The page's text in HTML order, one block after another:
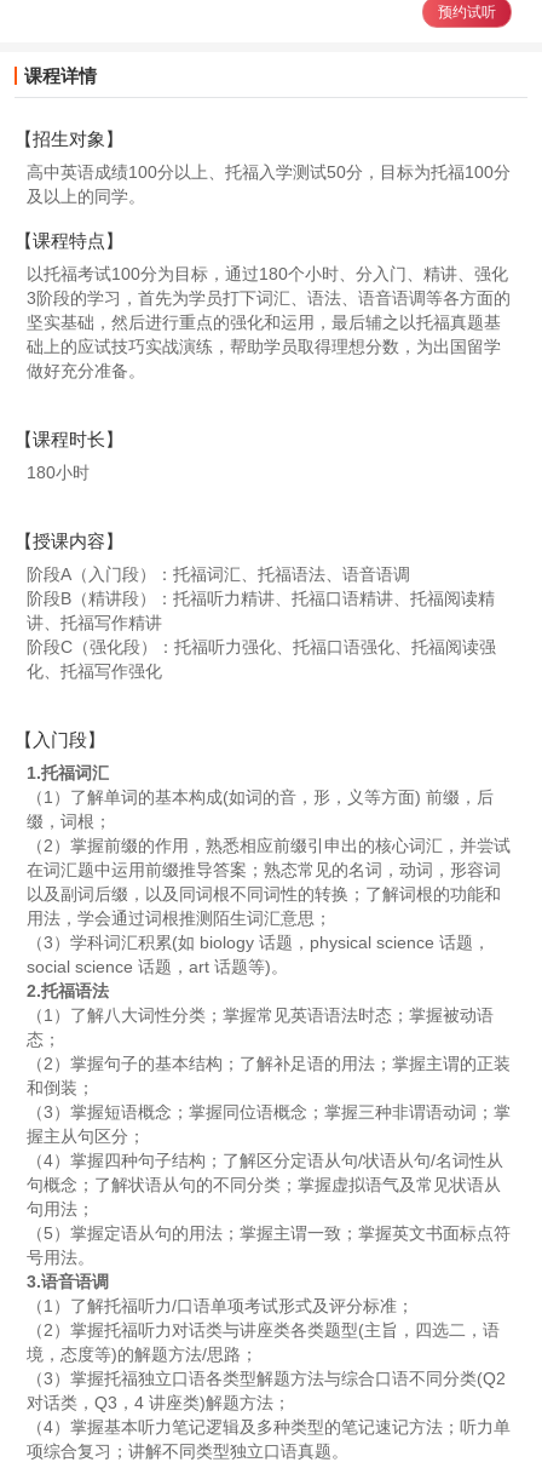
预约试听
课程详情
【招生对象】
高中英语成绩100分以上、托福入学测试50分，目标为托福100分
及以上的同学。
【课程特点】
以托福考试100分为目标，通过180个小时、分入门、精讲、强化
3阶段的学习，首先为学员打下词汇、语法、语音语调等各方面的
坚实基础，然后进行重点的强化和运用，最后辅之以托福真题基
础上的应试技巧实战演练，帮助学员取得理想分数，为出国留学
做好充分准备。
【课程时长】
180小时
【授课内容】
阶段A（入门段）：托福词汇、托福语法、语音语调
阶段B（精讲段）：托福听力精讲、托福口语精讲、托福阅读精
讲、托福写作精讲
阶段C（强化段）：托福听力强化、托福口语强化、托福阅读强
化、托福写作强化
【入门段】
1.托福词汇
（1）了解单词的基本构成(如词的音，形，义等方面) 前缀，后
缀，词根；
（2）掌握前缀的作用，熟悉相应前缀引申出的核心词汇，并尝试
在词汇题中运用前缀推导答案；熟态常见的名词，动词，形容词
以及副词后缀，以及同词根不同词性的转换；了解词根的功能和
用法，学会通过词根推测陌生词汇意思；
（3）学科词汇积累(如 biology 话题，physical science 话题，
social science 话题，art 话题等)。
2.托福语法
（1）了解八大词性分类；掌握常见英语语法时态；掌握被动语
态；
（2）掌握句子的基本结构；了解补足语的用法；掌握主谓的正装
和倒装；
（3）掌握短语概念；掌握同位语概念；掌握三种非谓语动词；掌
握主从句区分；
（4）掌握四种句子结构；了解区分定语从句/状语从句/名词性从
句概念；了解状语从句的不同分类；掌握虚拟语气及常见状语从
句用法；
（5）掌握定语从句的用法；掌握主谓一致；掌握英文书面标点符
号用法。
3.语音语调
（1）了解托福听力/口语单项考试形式及评分标准；
（2）掌握托福听力对话类与讲座类各类题型(主旨，四选二，语
境，态度等)的解题方法/思路；
（3）掌握托福独立口语各类型解题方法与综合口语不同分类(Q2
对话类，Q3，4 讲座类)解题方法；
（4）掌握基本听力笔记逻辑及多种类型的笔记速记方法；听力单
项综合复习；讲解不同类型独立口语真题。